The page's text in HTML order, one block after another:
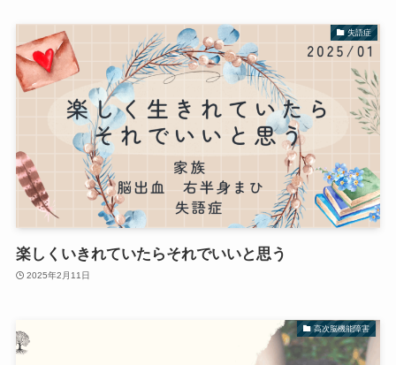
失語症
楽しくいきれていたらそれでいいと思う
2025年2月11日
高次脳機能障害